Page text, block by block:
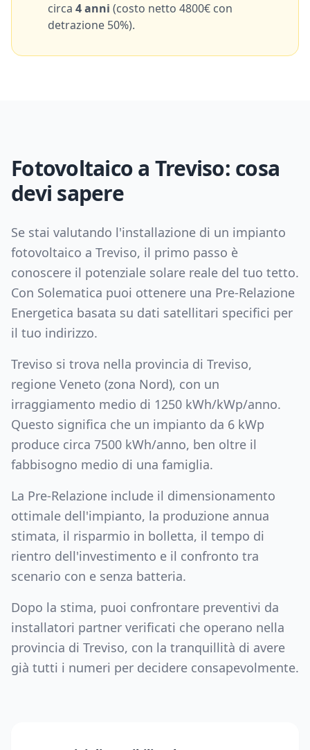
circa 4anni (costo netto 4800€ con
detrazione 50%).
Fotovoltaico a Treviso: cosa
devi sapere
Se stai valutando l'installazione di un impianto
fotovoltaico a Treviso, il primo passo è
conoscere il potenziale solare reale del tuo tetto.
Con Solematica puoi ottenere una Pre-Relazione
Energetica basata su dati satellitari specifici per
il tuo indirizzo.
Treviso si trova nella provincia di Treviso,
regione Veneto (zona Nord), con un
irraggiamento medio di 1250 kWh/kWp/anno.
Questo significa che un impianto da 6 kWp
produce circa 7500 kWh/anno, ben oltre il
fabbisogno medio di una famiglia.
La Pre-Relazione include il dimensionamento
ottimale dell'impianto, la produzione annua
stimata, il risparmio in bolletta, il tempo di
rientro dell'investimento e il confronto tra
scenario con e senza batteria.
Dopo la stima, puoi confrontare preventivi da
installatori partner verificati che operano nella
provincia di Treviso, con la tranquillità di avere
già tutti i numeri per decidere consapevolmente.